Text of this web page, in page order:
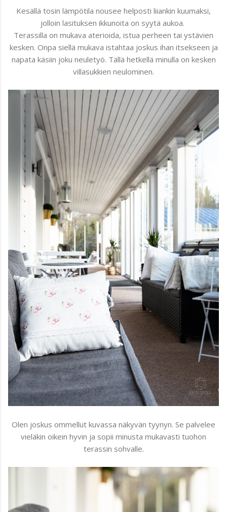
Kesällä tosin lämpötila nousee helposti liiankin kuumaksi,
jolloin lasituksen ikkunoita on syytä aukoa.
Terassilla on mukava aterioida, istua perheen tai ystävien
kesken. Onpa siellä mukava istahtaa joskus ihan itsekseen ja
napata käsiin joku neuletyö. Tällä hetkellä minulla on kesken
villasukkien neulominen.
Olen joskus ommellut kuvassa näkyvän tyynyn. Se palvelee
vieläkin oikein hyvin ja sopii minusta mukavasti tuohon
terassin sohvalle.